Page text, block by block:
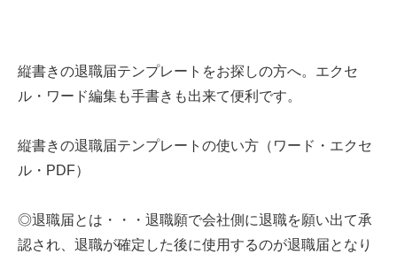
縦書きの退職届テンプレートをお探しの方へ。エクセ
ル・ワード編集も手書きも出来て便利です。
縦書きの退職届テンプレートの使い方（ワード・エクセ
ル・PDF）
◎退職届とは・・・退職願で会社側に退職を願い出て承
認され、退職が確定した後に使用するのが退職届となり